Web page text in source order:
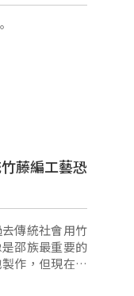
藤編工藝恐
傳統社會用竹
邵族最重要的
作，但現在因